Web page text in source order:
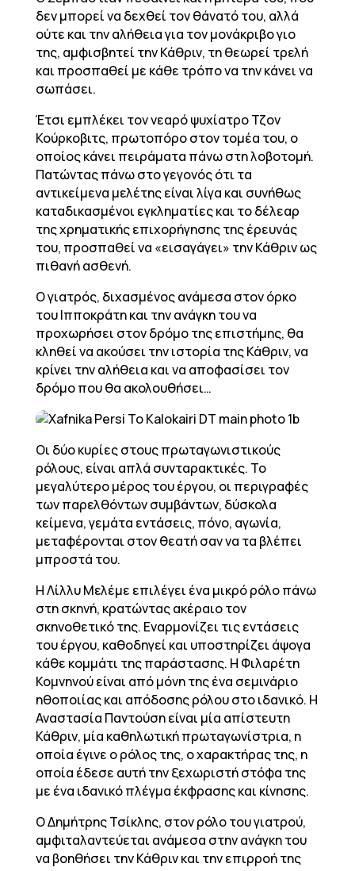
δεν μπορεί να δεχθεί τον θάνατό του, αλλά
ούτε και την αλήθεια για τον μονάκριβο γιο
της, αμφισβητεί την Κάθριν, τη θεωρεί τρελή
και προσπαθεί με κάθε τρόπο να την κάνει να
σωπάσει.
Έτσι εμπλέκει τον νεαρό ψυχίατρο Τζον
Κούρκοβιτς, πρωτοπόρο στον τομέα του, ο
οποίος κάνει πειράματα πάνω στη λοβοτομή.
Πατώντας πάνω στο γεγονός ότι τα
αντικείμενα μελέτης είναι λίγα και συνήθως
καταδικασμένοι εγκληματίες και το δέλεαρ
της χρηματικής επιχορήγησης της έρευνάς
του, προσπαθεί να «εισαγάγει» την Κάθριν ως
πιθανή ασθενή.
Ο γιατρός, διχασμένος ανάμεσα στον όρκο
του Ιπποκράτη και την ανάγκη του να
προχωρήσει στον δρόμο της επιστήμης, θα
κληθεί να ακούσει την ιστορία της Κάθριν, να
κρίνει την αλήθεια και να αποφασίσει τον
δρόμο που θα ακολουθήσει…
Οι δύο κυρίες στους πρωταγωνιστικούς
ρόλους, είναι απλά συνταρακτικές. Το
μεγαλύτερο μέρος του έργου, οι περιγραφές
των παρελθόντων συμβάντων, δύσκολα
κείμενα, γεμάτα εντάσεις, πόνο, αγωνία,
μεταφέρονται στον θεατή σαν να τα βλέπει
μπροστά του.
Η Λίλλυ Μελέμε επιλέγει ένα μικρό ρόλο πάνω
στη σκηνή, κρατώντας ακέραιο τον
σκηνοθετικό της. Εναρμονίζει τις εντάσεις
του έργου, καθοδηγεί και υποστηρίζει άψογα
κάθε κομμάτι της παράστασης. Η Φιλαρέτη
Κομνηνού είναι από μόνη της ένα σεμινάριο
ηθοποιίας και απόδοσης ρόλου στο ιδανικό. Η
Αναστασία Παντούση είναι μία απίστευτη
Κάθριν, μία καθηλωτική πρωταγωνίστρια, η
οποία έγινε ο ρόλος της, ο χαρακτήρας της, η
οποία έδεσε αυτή την ξεχωριστή στόφα της
με ένα ιδανικό πλέγμα έκφρασης και κίνησης.
Ο Δημήτρης Τσίκλης, στον ρόλο του γιατρού,
αμφιταλαντεύεται ανάμεσα στην ανάγκη του
να βοηθήσει την Κάθριν και την επιρροή της